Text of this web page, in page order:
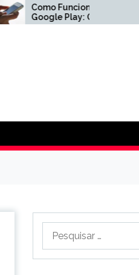
Funciona Gift Card
Play: Guia
por: